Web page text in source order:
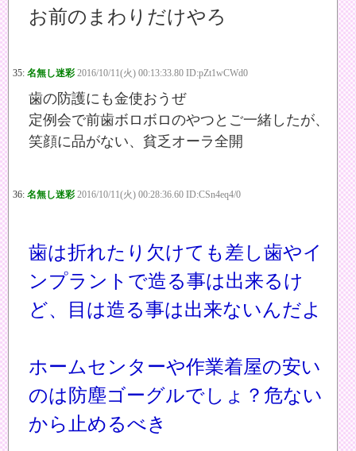
お前のまわりだけやろ
35: 名無し迷彩 2016/10/11(火) 00:13:33.80 ID:pZt1wCWd0
歯の防護にも金使おうぜ
定例会で前歯ボロボロのやつとご一緒したが、
笑顔に品がない、貧乏オーラ全開
36: 名無し迷彩 2016/10/11(火) 00:28:36.60 ID:CSn4eq4/0
歯は折れたり欠けても差し歯やイ
ンプラントで造る事は出来るけ
ど、目は造る事は出来ないんだよ
ホームセンターや作業着屋の安い
のは防塵ゴーグルでしょ？危ない
から止めるべき